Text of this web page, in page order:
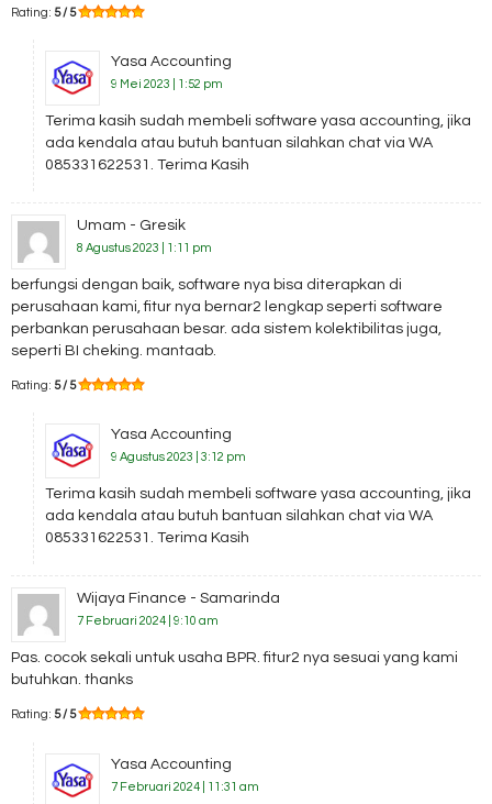
Rating: 5 / 5
Yasa Accounting
9 Mei 2023 | 1:52 pm
Terima kasih sudah membeli software yasa accounting, jika
ada kendala atau butuh bantuan silahkan chat via WA
085331622531. Terima Kasih
Umam - Gresik
8 Agustus 2023 | 1:11 pm
berfungsi dengan baik, software nya bisa diterapkan di
perusahaan kami, fitur nya bernar2 lengkap seperti software
perbankan perusahaan besar. ada sistem kolektibilitas juga,
seperti BI cheking. mantaab.
Rating: 5 / 5
Yasa Accounting
9 Agustus 2023 | 3:12 pm
Terima kasih sudah membeli software yasa accounting, jika
ada kendala atau butuh bantuan silahkan chat via WA
085331622531. Terima Kasih
Wijaya Finance - Samarinda
7 Februari 2024 | 9:10 am
Pas. cocok sekali untuk usaha BPR. fitur2 nya sesuai yang kami
butuhkan. thanks
Rating: 5 / 5
Yasa Accounting
7 Februari 2024 | 11:31 am